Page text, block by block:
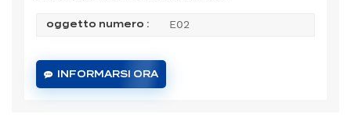
oggetto numero : E02
INFORMARSI ORA